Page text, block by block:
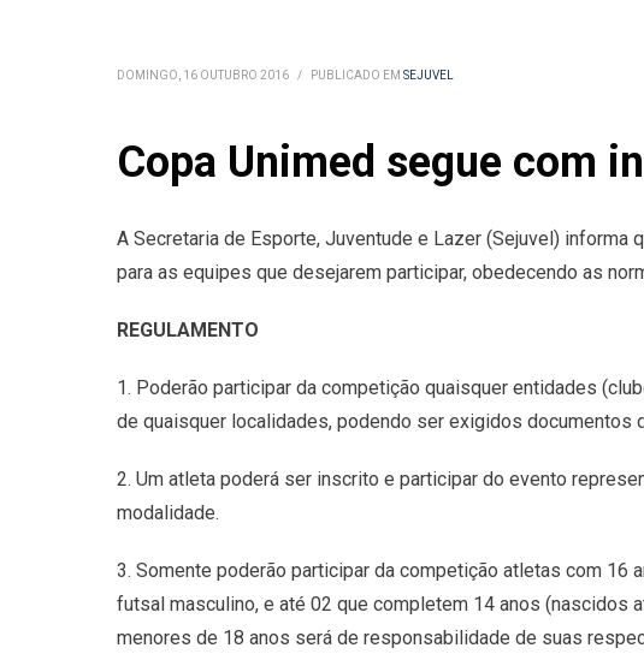
DOMINGO, 16 OUTUBRO 2016 / PUBLICADO EM SEJUVEL
Copa Unimed segue com
A Secretaria de Esporte, Juventude e Lazer (Sejuvel)
para as equipes que desejarem participar, obedecendo as
REGULAMENTO
1. Poderão participar da competição quaisquer entidades
de quaisquer localidades, podendo ser exigidos documentos
2. Um atleta poderá ser inscrito e participar do evento
modalidade.
3. Somente poderão participar da competição atletas com 16
futsal masculino, e até 02 que completem 14 anos (nascidos
menores de 18 anos será de responsabilidade de suas